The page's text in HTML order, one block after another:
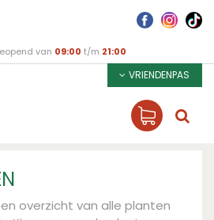
van 09:00 t/m 21:00
VRIENDENPAS
overzicht van alle planten